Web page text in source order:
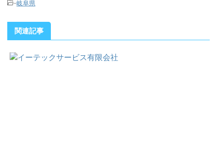
-岐阜県
関連記事